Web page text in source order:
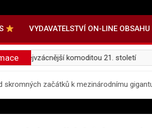
VYDAVATELSTVÍ ON-LINE OBSAHU
nejvzácnější komoditou 21. století
skromných začátků k mezinárodnímu